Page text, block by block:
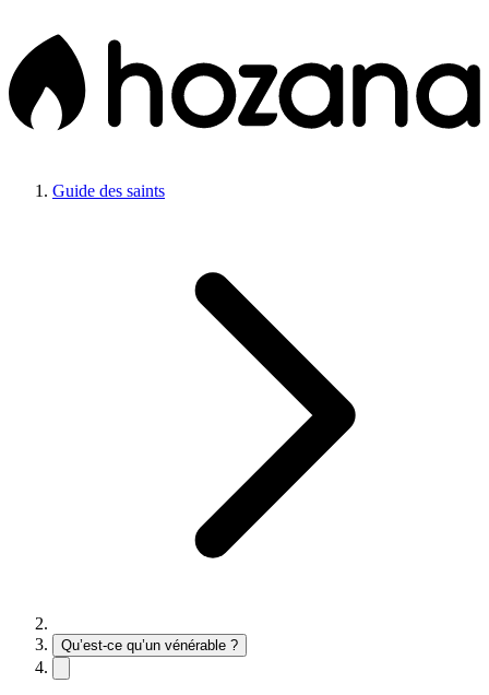
Guide des saints
Qu’est-ce qu’un vénérable ?